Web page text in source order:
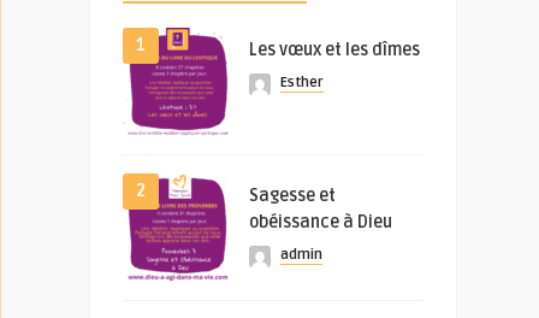
1 Les vœux et les dîmes
Esther
2
Sagesse et
obéissance à Dieu
admin